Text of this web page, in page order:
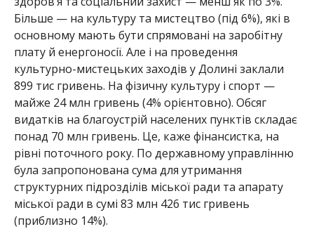
Більше — на культуру та мистецтво (під 6%), які в
основному мають бути спрямовані на заробітну
плату й енергоносії. Але і на проведення
культурно-мистецьких заходів у Долині заклали
899 тис гривень. На фізичну культуру і спорт —
майже 24 млн гривень (4% орієнтовно). Обсяг
видатків на благоустрій населених пунктів складає
понад 70 млн гривень. Це, каже фінансистка, на
рівні поточного року. По державному управлінню
була запропонована сума для утримання
структурних підрозділів міської ради та апарату
міської ради в сумі 83 млн 426 тис гривень
(приблизно 14%).